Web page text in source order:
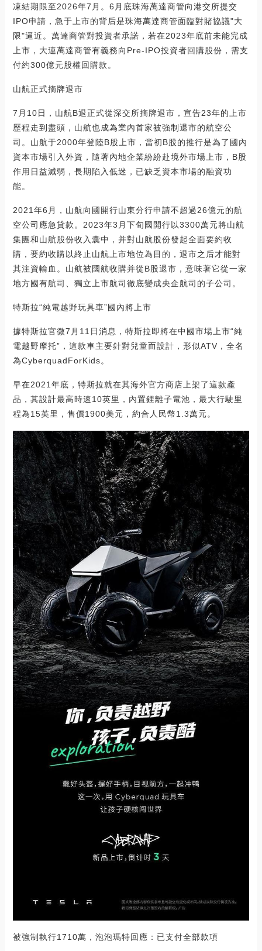
凍結期限至2026年7月。6月底珠海萬達商管向港交所提交
IPO申請，急于上市的背后是珠海萬達商管面臨對賭協議"大
限"逼近。萬達商管對投資者承諾，若在2023年底前未能完成
上市，大連萬達商管有義務向Pre-IPO投資者回購股份，需支
付約300億元股權回購款。
山航正式摘牌退市
7月10日，山航B退正式從深交所摘牌退市，宣告23年的上市
歷程走到盡頭，山航也成為業內首家被強制退市的航空公
司。山航于2000年登陸B股上市，當初B股的推行是為了國內
資本市場引入外資，隨著內地企業紛紛赴境外市場上市，B股
作用日益減弱，長期陷入低迷，已缺乏資本市場的融資功
能。
2021年6月，山航向國開行山東分行申請不超過26億元的航
空公司應急貸款。2023年3月下旬國開行以3300萬元將山航
集團和山航股份收入囊中，并對山航股份發起全面要約收
購，要約收購以終止山航上市地位為目的，退市之后才能對
其注資輸血。山航被國航收購并從B股退市，意味著它從一家
地方國有航司、獨立上市航司徹底變成央企航司的子公司。
特斯拉“純電越野玩具車”國內將上市
據特斯拉官微7月11日消息，特斯拉即將在中國市場上市“純
電越野摩托”，這款車主要針對兒童而設計，形似ATV，全名
為CyberquadForKids。
早在2021年底，特斯拉就在其海外官方商店上架了這款產
品，其設計最高時速10英里，內置鋰離子電池，最大行駛里
程為15英里，售價1900美元，約合人民幣1.3萬元。
被強制執行1710萬，泡泡瑪特回應：已支付全部款項